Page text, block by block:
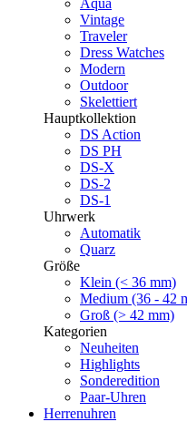
Vintage
Traveler
Dress Watches
Modern
Outdoor
Skelettiert
Hauptkollektion
DS Action
DS PH
DS-X
DS-2
DS-1
Uhrwerk
Automatik
Quarz
Größe
Klein (< 36 mm)
Medium (36 - 42
Groß (> 42 mm)
Kategorien
Neuheiten
Highlights
Sonderedition
Paar-Uhren
Herrenuhren